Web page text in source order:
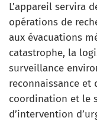
L’appareil servira
opérations de
aux évacuations
catastrophe, la
surveillance
reconnaissance et
coordination et le
d’intervention